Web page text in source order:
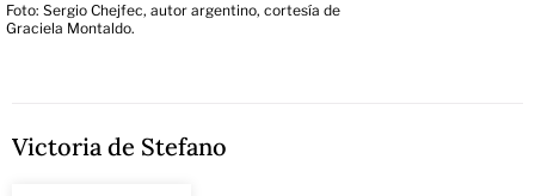
Foto: Sergio Chejfec, autor argentino, cortesía de
Graciela Montaldo.
Victoria de Stefano